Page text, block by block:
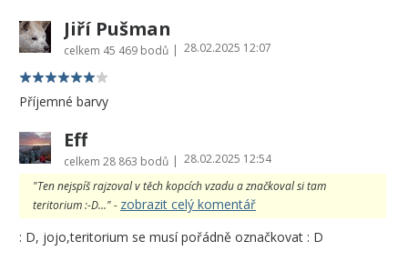
Jiří Pušman
celkem 45 469 bodů | 28.02.2025 12:07
Příjemné barvy
Eff
celkem 28 863 bodů | 28.02.2025 12:54
"Ten nejspíš rajzoval v těch kopcích vzadu a značkoval si tam
teritorium :-D..." - zobrazit celý komentář
: D, jojo,teritorium se musí pořádně označkovat : D